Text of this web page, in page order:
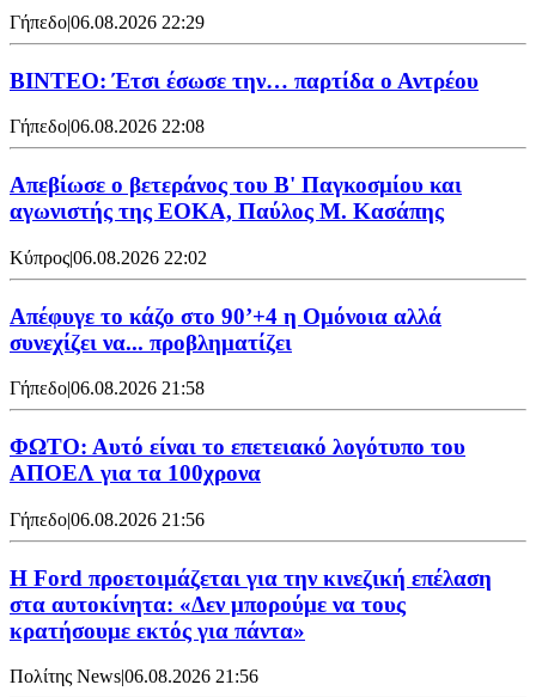
Γήπεδο|06.08.2026 22:29
ΒΙΝΤΕΟ: Έτσι έσωσε την… παρτίδα ο Αντρέου
Γήπεδο06.08.2026 22:08
Απεβίωσε ο βετεράνος του Β' Παγκοσμίου και
αγωνιστής της ΕΟΚΑ, Παύλος Μ. Κασάπης
Κύπρος|06.08.2026 22:02
Απέφυγε το κάζο στο 90’+4 η Ομόνοια αλλά
συνεχίζει να... προβληματίζει
Γήπεδο|06.08.2026 21:58
ΦΩΤΟ: Αυτό είναι το επετειακό λογότυπο του
ΑΠΟΕΛ για τα 100χρονα
Γήπεδο|06.08.2026 21:56
Η Ford προετοιμάζεται για την κινεζική επέλαση
στα αυτοκίνητα: «Δεν μπορούμε να τους
κρατήσουμε εκτός για πάντα»
Πολίτης News|06.08.2026 21:56